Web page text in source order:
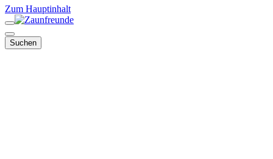
Zum Hauptinhalt
Suchen